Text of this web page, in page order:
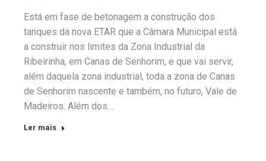
Está em fase de betonagem a construção dos
tanques da nova ETAR que a Câmara Municipal está
a construir nos limites da Zona Industrial da
Ribeirinha, em Canas de Senhorim, e que vai servir,
além daquela zona industrial, toda a zona de Canas
de Senhorim nascente e também, no futuro, Vale de
Madeiros. Além dos…
Ler mais